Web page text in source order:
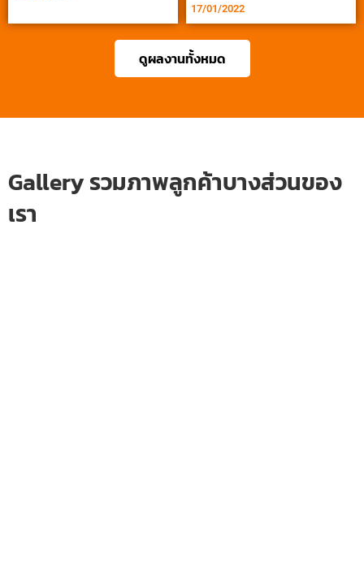
17/01/2022
ดูผลงานทั้งหมด
Gallery รวมภาพลูกค้าบางส่วนของ
เรา